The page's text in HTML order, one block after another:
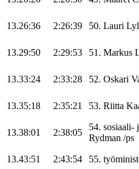
13.26:36 2:26:39 50. Lauri
13.29:50 2:29:53 51. Markus
13.33:24 2:33:28 52. Oskari
13.35:18 2:35:21 53. Riitta
13.38:01 2:38:05
54. sosiaali-
Rydman /ps
13.43:51 2:43:54 55.